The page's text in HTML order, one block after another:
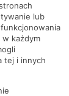
lub
każdym
tej i innych